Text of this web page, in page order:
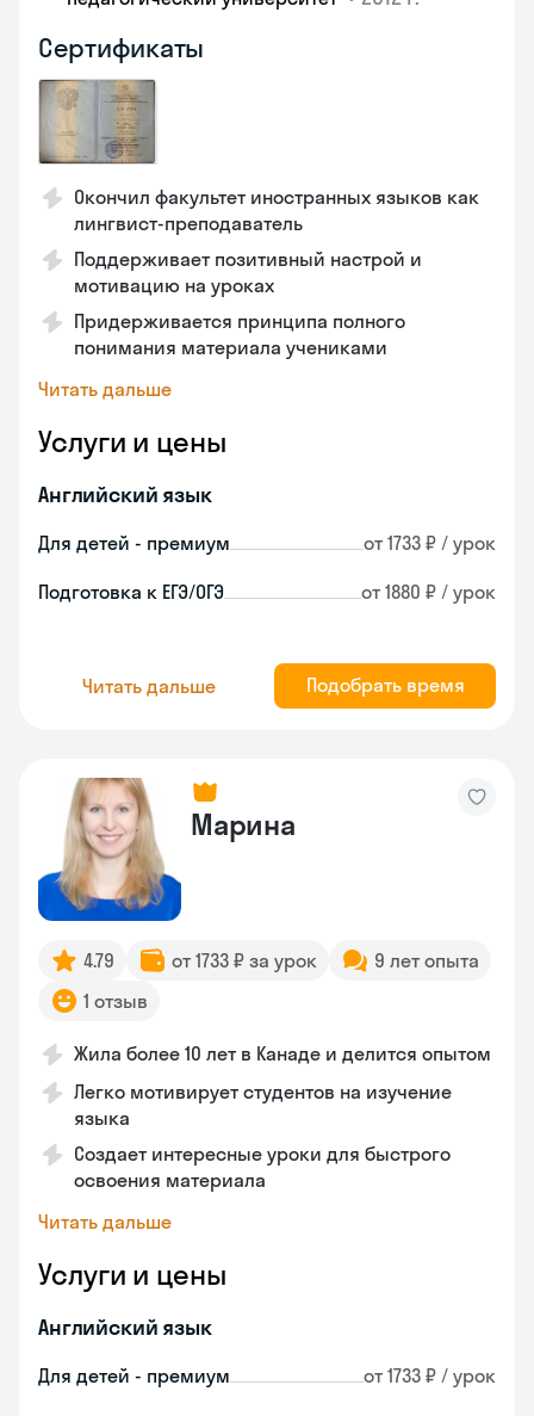
Сертификаты
Окончил факультет иностранных языков как
лингвист-преподаватель
Поддерживает позитивный настрой и
мотивацию на уроках
Придерживается принципа полного
понимания материала учениками
Читать дальше
Услуги и цены
Английский язык
Для детей - премиум от 1733 ₽ / урок
Подготовка к ЕГЭ/ОГЭ от 1880 ₽ / урок
Читать дальше Подобрать время
Марина
4.79 от 1733 ₽ за урок
9 лет опыта
1 отзыв
Жила более 10 лет в Канаде и делится опытом
Легко мотивирует студентов на изучение
языка
Создает интересные уроки для быстрого
освоения материала
Читать дальше
Услуги и цены
Английский язык
Для детей - премиум от 1733 ₽ / урок